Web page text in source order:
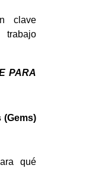
clave
PARA
(Gems)
qué